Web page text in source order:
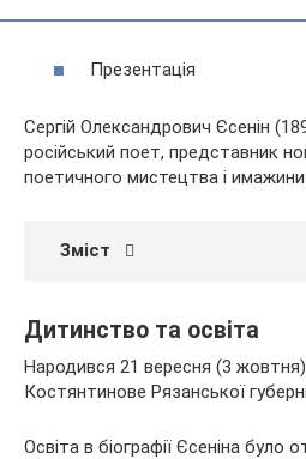
Презентація
Сергій Олександрович Єсенін
російський поет, представник
поетичного мистецтва і
Зміст
Дитинство та освіта
Народився 21 вересня (3
Костянтинове Рязанської
Освіта в біографії Єсеніна було